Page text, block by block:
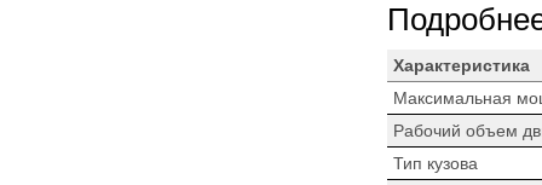
Характеристика
Максимальная
Рабочий объем
Тип кузова